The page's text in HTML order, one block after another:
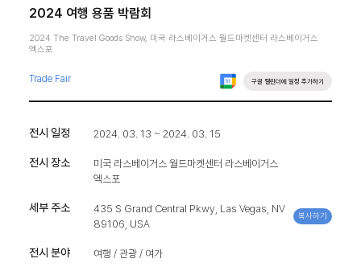
2024 여행 용품 박람회
2024 The Travel Goods Show, 미국 라스베이거스 월드마켓센터 라스베이거스
엑스포
Trade Fair 구글 캘린더에 일정 추가하기
전시 일정 2024. 03. 13 ~ 2024. 03. 15
전시 장소
미국 라스베이거스 월드마켓센터 라스베이거스
엑스포
세부 주소
435 S Grand Central Pkwy, Las Vegas, NV
89106, USA
복사하기
전시 분야 여행 / 관광 / 여가